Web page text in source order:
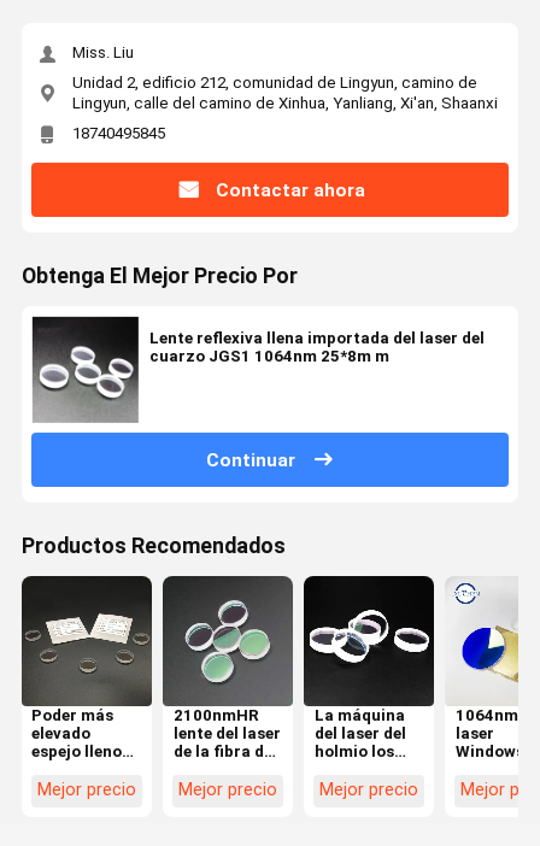
Miss. Liu
Unidad 2, edificio 212, comunidad de Lingyun, camino de
Lingyun, calle del camino de Xinhua, Yanliang, Xi'an, Shaanxi
18740495845
Contactar ahora
Obtenga El Mejor Precio Por
Lente reflexiva llena importada del laser del
cuarzo JGS1 1064nm 25*8m m
Continuar
Productos Recomendados
Poder más
elevado
espejo lleno
reflector de la
Mejor precio
2100nmHR
lente del laser
de la fibra de
la máquina
Mejor precio
La máquina
del laser del
holmio los
de 0 lentes
Mejor precio
1064nmHR
laser
Windows
para la
Mejor